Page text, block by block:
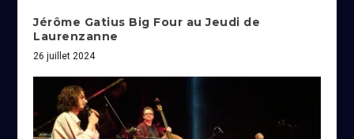
Jérôme Gatius Big Four au Jeudi de
Laurenzanne
26 juillet 2024